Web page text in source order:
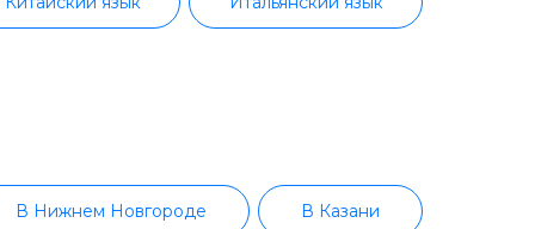
В Нижнем Новгороде В Казани